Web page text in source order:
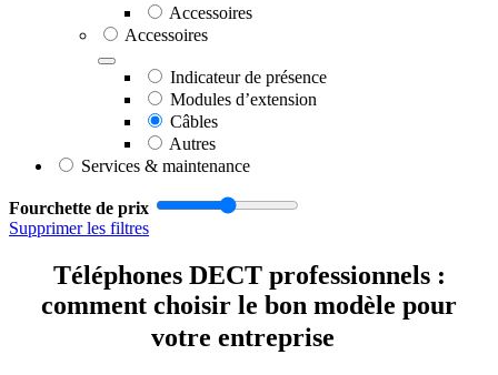
Accessoires
Accessoires
Indicateur de présence
Modules d’extension
Câbles
Autres
Services & maintenance
Fourchette de prix
Supprimer les filtres
Téléphones DECT professionnels :
comment choisir le bon modèle pour
votre entreprise